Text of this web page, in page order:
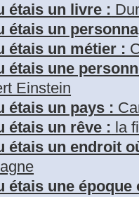
étais un livre :
étais un
étais un métier :
étais une
Einstein
étais un pays :
étais un rêve : la
étais un endroit
étais une